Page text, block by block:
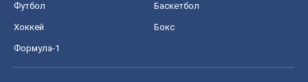
Футбол Баскетбол
Хоккей Бокс
Формула-1